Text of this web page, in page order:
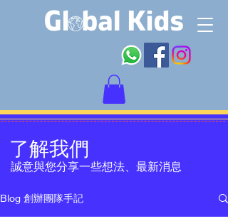
​了解我們
​誠意與您分享一些想法、最新消息
Blog 創辦團隊手記